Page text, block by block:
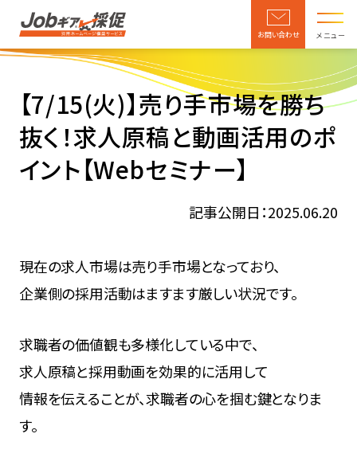
お問い合わせ メニュー
【7/15(火)】売り手市場を勝ち
抜く！求人原稿と動画活用のポ
イント【Webセミナー】
記事公開日：2025.06.20
現在の求人市場は売り手市場となっており、
企業側の採用活動はますます厳しい状況です。
求職者の価値観も多様化している中で、
求人原稿と採用動画を効果的に活用して
情報を伝えることが、求職者の心を掴む鍵となりま
す。